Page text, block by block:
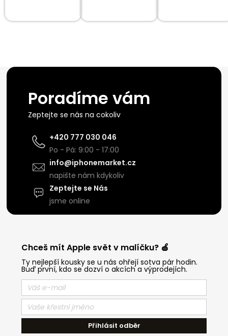
Poradíme vám
Zeptejte se nás na cokoliv
+420 777 030 046
Po - Pá: 9:00 - 17:00
info@iphonemarket.cz
napište nám kdykoliv
Zeptejte se Nás
jsme online
Chceš mít Apple svět v malíčku? 🍏
Ty nejlepší kousky se u nás ohřejí sotva pár hodin.
Buď první, kdo se dozví o akcích a výprodejích.
Přihlásit odběr